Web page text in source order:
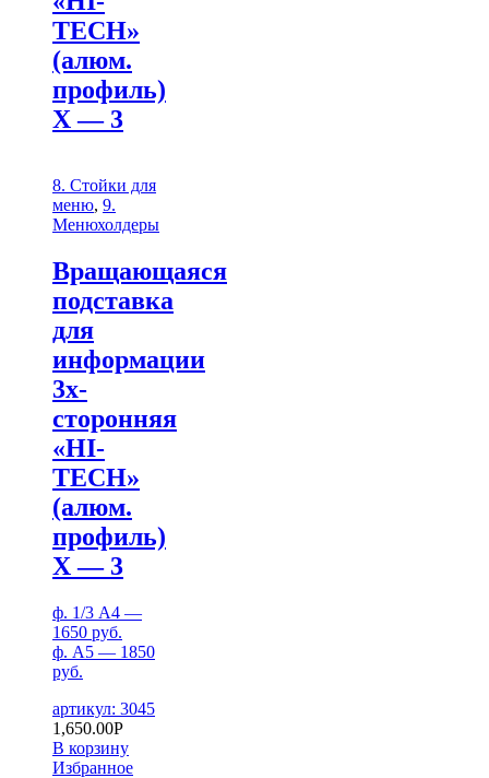
TECH»
(алюм.
профиль)
Х — 3
8. Стойки для
меню, 9.
Менюхолдеры
Вращающаяся
подставка
для
информации
3х-
сторонняя
«HI-
TECH»
(алюм.
профиль)
Х — 3
ф. 1/3 А4 —
1650 руб.
ф. А5 — 1850
руб.
артикул: 3045
1,650.00Р
В корзину
Избранное